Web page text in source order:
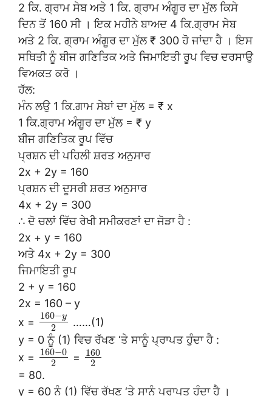
2 ਕਿ. ਗ੍ਰਾਮ ਸੇਬ ਅਤੇ 1 ਕਿ. ਗ੍ਰਾਮ ਅੰਗੂਰ ਦਾ ਮੁੱਲ ਕਿਸੇ
ਦਿਨ ਤੋਂ 160 ਸੀ । ਇਕ ਮਹੀਨੇ ਬਾਅਦ 4 ਕਿ.ਗ੍ਰਾਮ ਸੇਬ
ਅਤੇ 2 ਕਿ. ਗ੍ਰਾਮ ਅੰਗੂਰ ਦਾ ਮੁੱਲ ₹ 300 ਹੋ ਜਾਂਦਾ ਹੈ । ਇਸ
ਸਥਿਤੀ ਨੂੰ ਬੀਜ ਗਣਿਤਿਕ ਅਤੇ ਜਿਮਾਇਤੀ ਰੂਪ ਵਿਚ ਦਰਸਾਉ
ਵਿਅਕਤ ਕਰੋ ।
ਹੱਲ:
ਮੰਨ ਲਉ 1 ਕਿ.ਗਾਮ ਸੇਬਾਂ ਦਾ ਮੁੱਲ = ₹ x
1 ਕਿ.ਗ੍ਰਾਮ ਅੰਗੂਰ ਦਾ ਮੁੱਲ = ₹ y
ਬੀਜ ਗਣਿਤਿਕ ਰੂਪ ਵਿੱਚ
ਪ੍ਰਸ਼ਨ ਦੀ ਪਹਿਲੀ ਸ਼ਰਤ ਅਨੁਸਾਰ
2x + 2y = 160
ਪ੍ਰਸ਼ਨ ਦੀ ਦੂਸਰੀ ਸ਼ਰਤ ਅਨੁਸਾਰ
4x + 2y = 300
∴ ਦੋ ਚਲਾਂ ਵਿੱਚ ਰੇਖੀ ਸਮੀਕਰਣਾਂ ਦਾ ਜੋੜਾ ਹੈ :
2x + y = 160
ਅਤੇ 4x + 2y = 300
ਜਿਮਾਇਤੀ ਰੂਪ
2 + y = 160
2x = 160 – y
x =
160−y
2
……(1)
y = 0 ਨੂੰ (1) ਵਿਚ ਰੱਖਣ ‘ਤੇ ਸਾਨੂੰ ਪ੍ਰਾਪਤ ਹੁੰਦਾ ਹੈ :
x =
160−0
2
=
160
2
= 80.
y = 60 ਨੂੰ (1) ਵਿੱਚ ਰੱਖਣ ‘ਤੇ ਸਾਨੂੰ ਪ੍ਰਾਪਤ ਹੁੰਦਾ ਹੈ ।